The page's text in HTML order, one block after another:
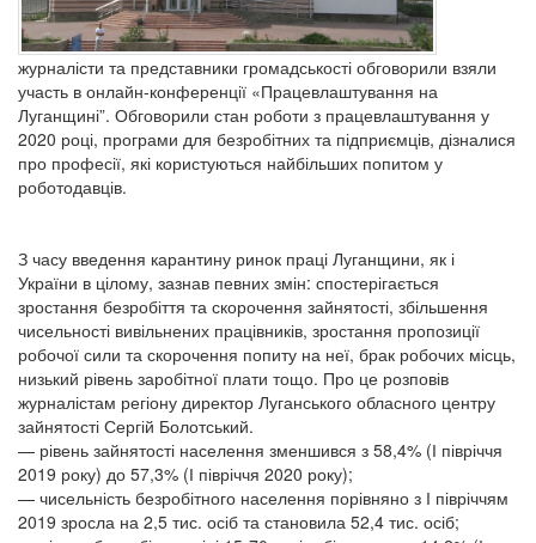
журналісти та представники громадськості обговорили взяли
участь в онлайн-конференції «Працевлаштування на
Луганщині”. Обговорили стан роботи з працевлаштування у
2020 році, програми для безробітних та підприємців, дізналися
про професії, які користуються найбільших попитом у
роботодавців.
З часу введення карантину ринок праці Луганщини, як і
України в цілому, зазнав певних змін: спостерігається
зростання безробіття та скорочення зайнятості, збільшення
чисельності вивільнених працівників, зростання пропозиції
робочої сили та скорочення попиту на неї, брак робочих місць,
низький рівень заробітної плати тощо. Про це розповів
журналістам регіону директор Луганського обласного центру
зайнятості Сергій Болотський.
— рівень зайнятості населення зменшився з 58,4% (І півріччя
2019 року) до 57,3% (І півріччя 2020 року);
— чисельність безробітного населення порівняно з І півріччям
2019 зросла на 2,5 тис. осіб та становила 52,4 тис. осіб;